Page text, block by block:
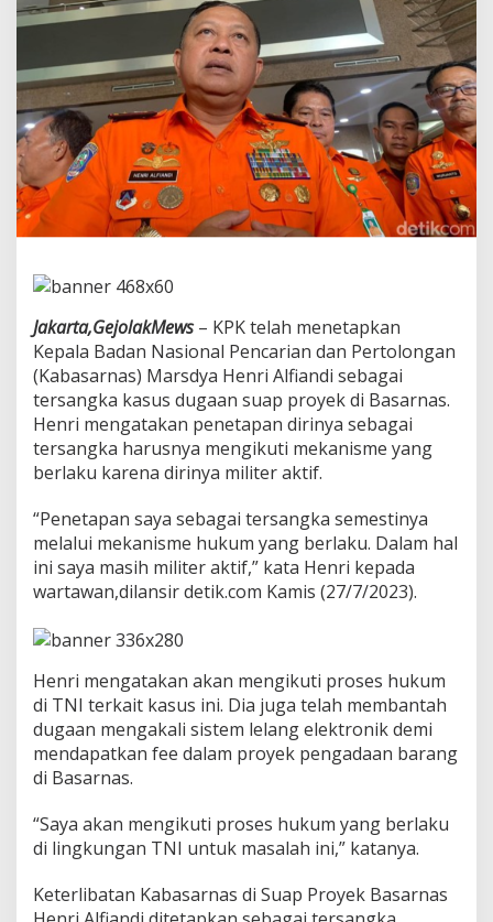
p
n
K
a
b
a
s
a
r
n
M
r
s
d
y
a
H
e
n
r
A
l
f
a
i
e
b
g
a
e
r
s
n
Jakarta,GejolakMews– KPK telah menetapkan
Kepala Badan Nasional Pencarian dan Pertolongan
(Kabasarnas) Marsdya Henri Alfiandi sebagai
tersangka kasus dugaan suap proyek di Basarnas.
Henri mengatakan penetapan dirinya sebagai
tersangka harusnya mengikuti mekanisme yang
berlaku karena dirinya militer aktif.
“Penetapan saya sebagai tersangka semestinya
melalui mekanisme hukum yang berlaku. Dalam hal
ini saya masih militer aktif,” kata Henri kepada
wartawan,dilansir detik.com Kamis (27/7/2023).
Henri mengatakan akan mengikuti proses hukum
di TNI terkait kasus ini. Dia juga telah membantah
dugaan mengakali sistem lelang elektronik demi
mendapatkan fee dalam proyek pengadaan barang
di Basarnas.
“Saya akan mengikuti proses hukum yang berlaku
di lingkungan TNI untuk masalah ini,” katanya.
Keterlibatan Kabasarnas di Suap Proyek Basarnas